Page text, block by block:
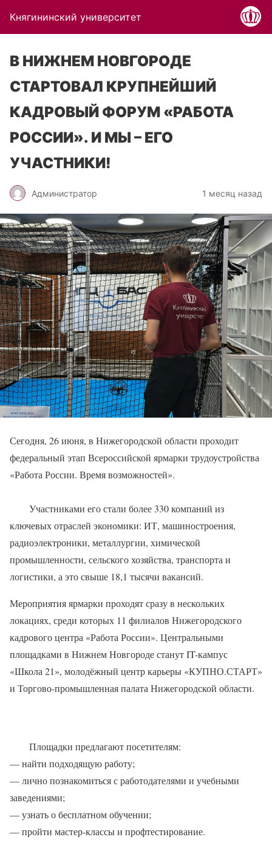
Княгининский университет
В НИЖНЕМ НОВГОРОДЕ
СТАРТОВАЛ КРУПНЕЙШИЙ
КАДРОВЫЙ ФОРУМ «РАБОТА
РОССИИ». И МЫ – ЕГО
УЧАСТНИКИ!
Администратор 1 месяц назад
Сегодня, 26 июня, в Нижегородской области проходит
федеральный этап Всероссийской ярмарки трудоустройства
«Работа России. Время возможностей».
Участниками его стали более 330 компаний из
ключевых отраслей экономики: ИТ, машиностроения,
радиоэлектроники, металлургии, химической
промышленности, сельского хозяйства, транспорта и
логистики, а это свыше 18,1 тысячи вакансий.
Мероприятия ярмарки проходят сразу в нескольких
локациях, среди которых 11 филиалов Нижегородского
кадрового центра «Работа России». Центральными
площадками в Нижнем Новгороде станут IT-кампус
«Школа 21», молодёжный центр карьеры «КУПНО.СТАРТ»
и Торгово-промышленная палата Нижегородской области.
Площадки предлагают посетителям:
— найти подходящую работу;
— лично познакомиться с работодателями и учебными
заведениями;
— узнать о бесплатном обучении;
— пройти мастер-классы и профтестирование.